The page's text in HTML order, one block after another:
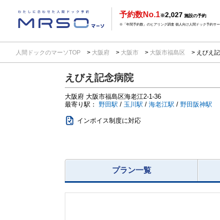
予約数No.1※2,027 施設の予約
※「年間予約数」のヒアリング調査 個人向け人間ドック予約サ
人間ドックのマーソTOP 大阪府 大阪市 大阪市福島区 えびえ
えびえ記念病院
大阪府 大阪市福島区海老江2-1-36
最寄り駅： 野田駅 / 玉川駅 / 海老江駅 / 野田阪神駅
インボイス制度に対応
プラン一覧